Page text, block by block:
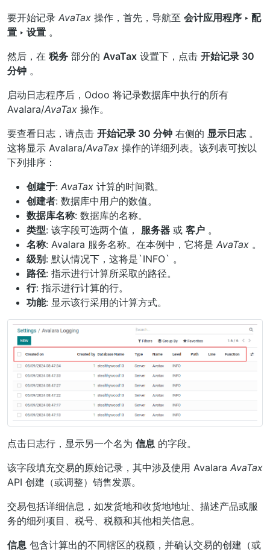
要开始记录 AvaTax 操作，首先，导航至 会计应用程序 ‣ 配
置 ‣ 设置 。
然后，在 税务 部分的 AvaTax 设置下，点击 开始记录 30
分钟 。
启动日志程序后，Odoo 将记录数据库中执行的所有
Avalara/AvaTax 操作。
要查看日志，请点击 开始记录 30 分钟 右侧的 显示日志 。
这将显示 Avalara/AvaTax 操作的详细列表。该列表可按以
下列排序：
创建于: AvaTax 计算的时间戳。
创建者: 数据库中用户的数值。
数据库名称: 数据库的名称。
类型: 该字段可选两个值， 服务器 或 客户 。
名称: Avalara 服务名称。在本例中，它将是 AvaTax 。
级别: 默认情况下，这将是`INFO` 。
路径: 指示进行计算所采取的路径。
行: 指示进行计算的行。
功能: 显示该行采用的计算方式。
点击日志行，显示另一个名为 信息 的字段。
该字段填充交易的原始记录，其中涉及使用 Avalara AvaTax
API 创建（或调整）销售发票。
交易包括详细信息，如发货地和收货地地址、描述产品或服
务的细列项目、税号、税额和其他相关信息。
信息 包含计算出的不同辖区的税额，并确认交易的创建（或